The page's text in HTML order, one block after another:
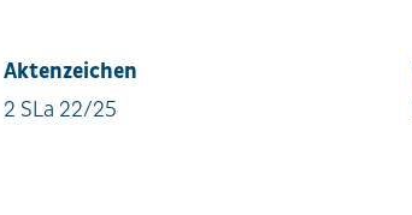
Aktenzeichen
2 SLa 22/25